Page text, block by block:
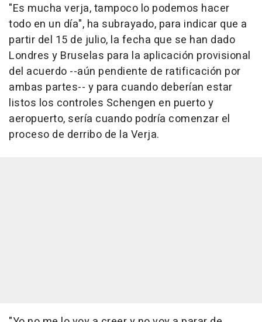
"Es mucha verja, tampoco lo podemos hacer
todo en un día", ha subrayado, para indicar que a
partir del 15 de julio, la fecha que se han dado
Londres y Bruselas para la aplicación provisional
del acuerdo --aún pendiente de ratificación por
ambas partes-- y para cuando deberían estar
listos los controles Schengen en puerto y
aeropuerto, sería cuando podría comenzar el
proceso de derribo de la Verja.